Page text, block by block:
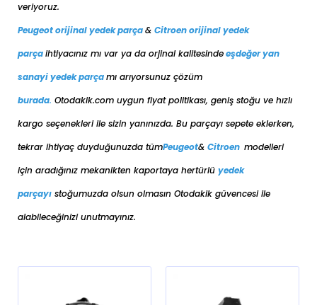
veriyoruz.
Peugeot orijinal yedek parça& Citroen orijinal yedek
parçaihtiyacınız mı var ya da orjinal kalitesindeeşdeğeryan
sanayi yedek parçamı arıyorsunuz çözüm
burada. Otodakik.com uygun fiyat politikası, geniş stoğu ve hızlı
kargo seçenekleri ile sizin yanınızda. Bu parçayı sepete eklerken,
tekrar ihtiyaç duyduğunuzda tümPeugeot& Citroen modelleri
için aradığınız mekanikten kaportaya hertürlü yedek
parçayı stoğumuzda olsun olmasın Otodakik güvencesi ile
alabileceğinizi unutmayınız.